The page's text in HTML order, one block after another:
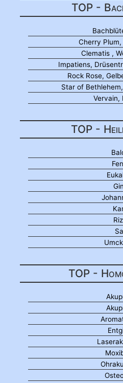
TOP -
Cherry
Clematis ,
Impatiens,
Rock Rose,
Star of
Vervain,
TOP -
TOP -